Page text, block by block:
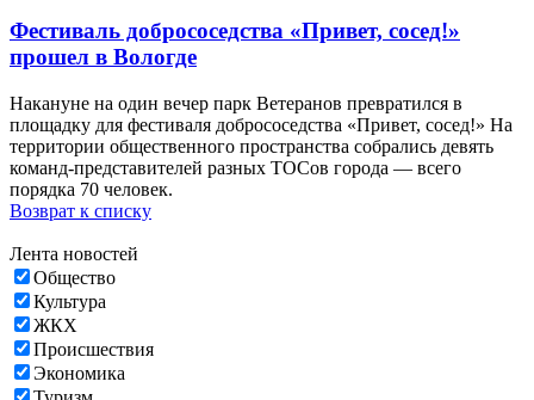
Фестиваль добрососедства «Привет, сосед!»
прошел в Вологде
Накануне на один вечер парк Ветеранов превратился в
площадку для фестиваля добрососедства «Привет, сосед!» На
территории общественного пространства собрались девять
команд-представителей разных ТОСов города — всего
порядка 70 человек.
Возврат к списку
Лента новостей
Общество
Культура
ЖКХ
Происшествия
Экономика